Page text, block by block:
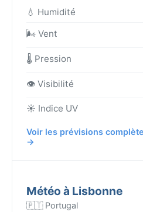
💧 Humidité
🌬️ Vent
🌡️ Pression
👁️ Visibilité
☀️ Indice UV
Voir les prévisions
→
Météo à Lisbonne
🇵🇹 Portugal